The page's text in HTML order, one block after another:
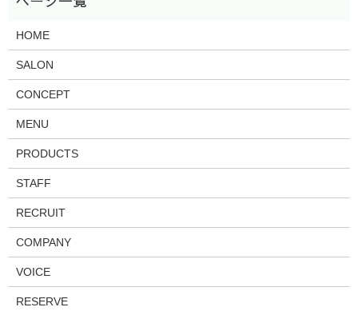
HOME
SALON
CONCEPT
MENU
PRODUCTS
STAFF
RECRUIT
COMPANY
VOICE
RESERVE